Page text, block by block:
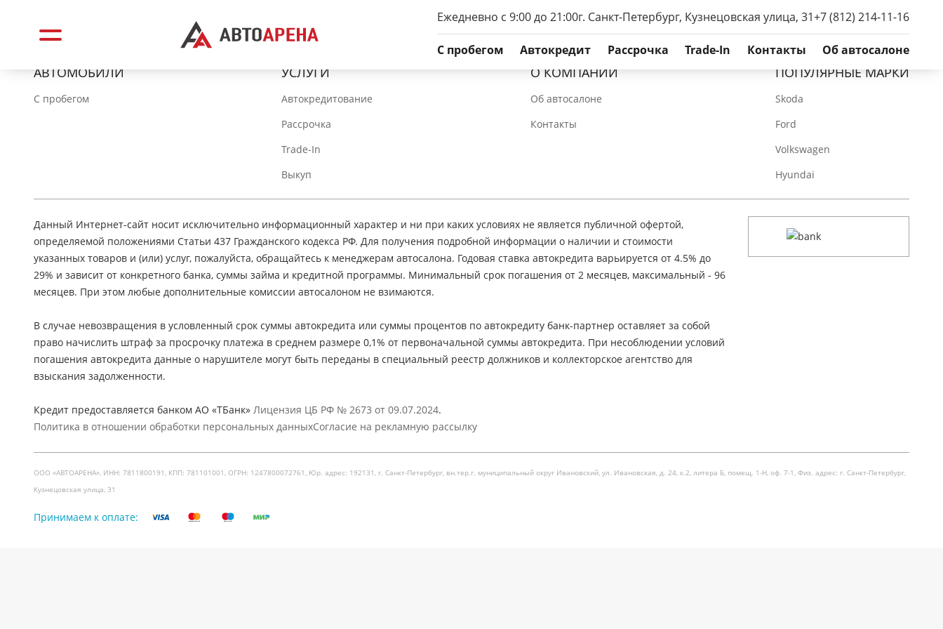
Ежедневно с 9:00 до 21:00г. Санкт-Петербург, Кузнецовская улица, 31+7 (812) 214-11-16
C пробегом Автокредит Рассрочка Trade-In Контакты Об автосалоне
АВТОМОБИЛИ
C пробегом
УСЛУГИ
Автокредитование
Рассрочка
Trade-In
Выкуп
О КОМПАНИИ
Об автосалоне
Контакты
ПОПУЛЯРНЫЕ МАРКИ
Skoda
Ford
Volkswagen
Hyundai
Данный Интернет-сайт носит исключительно информационный характер и ни при каких условиях не является публичной офертой,
определяемой положениями Статьи 437 Гражданского кодекса РФ. Для получения подробной информации о наличии и стоимости
указанных товаров и (или) услуг, пожалуйста, обращайтесь к менеджерам автосалона. Годовая ставка автокредита варьируется от 4.5% до
29% и зависит от конкретного банка, суммы займа и кредитной программы. Минимальный срок погашения от 2 месяцев, максимальный - 96
месяцев. При этом любые дополнительные комиссии автосалоном не взимаются.
В случае невозвращения в условленный срок суммы автокредита или суммы процентов по автокредиту банк-партнер оставляет за собой
право начислить штраф за просрочку платежа в среднем размере 0,1% от первоначальной суммы автокредита. При несоблюдении условий
погашения автокредита данные о нарушителе могут быть переданы в специальный реестр должников и коллекторское агентство для
взыскания задолженности.
Кредит предоставляется банком АО «ТБанк» Лицензия ЦБ РФ № 2673 от 09.07.2024.
Политика в отношении обработки персональных данныхСогласие на рекламную рассылку
ООО «АВТОАРЕНА», ИНН: 7811800191, КПП: 781101001, ОГРН: 1247800072761, Юр. адрес: 192131, г. Санкт-Петербург, вн.тер.г. муниципальный округ Ивановский, ул. Ивановская, д. 24, к.2, литера Б, помещ. 1-Н, оф. 7-1, Физ. адрес: г. Санкт-Петербург,
Кузнецовская улица, 31
Принимаем к оплате: